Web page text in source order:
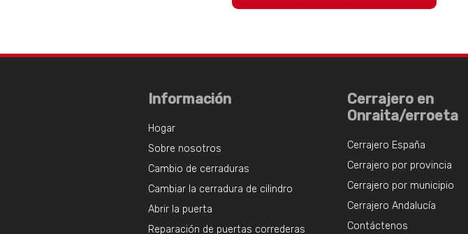
Información
Hogar
Sobre nosotros
Cambio de cerraduras
Cambiar la cerradura de cilindro
Abrir la puerta
Reparación de puertas correderas
Cerrajero en
Onraita/erroeta
Cerrajero España
Cerrajero por provincia
Cerrajero por municipio
Cerrajero Andalucía
Contáctenos